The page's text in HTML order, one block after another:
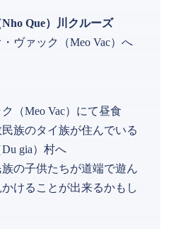
Que）川クルーズ
ヴァック（Meo Vac）へ
（Meo Vac）にて昼食
族のタイ族が住んでいる
gia）村へ
の子供たちが道端で遊ん
けることが出来るかもし